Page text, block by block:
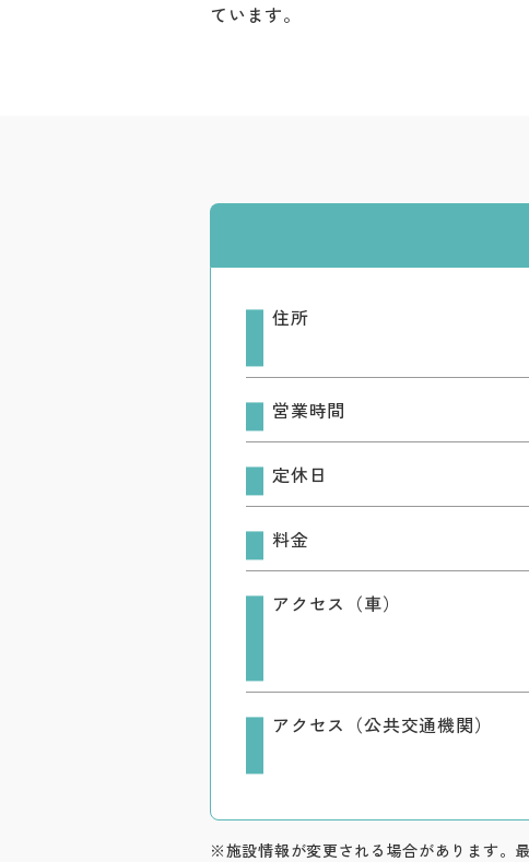
ています。
住所
営業時間
定休日
料金
アクセス（車）
アクセス（公共交通機関）
※施設情報が変更される場合があります。